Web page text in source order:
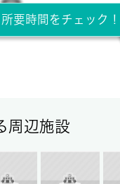
所要時間をチェック！
周辺施設